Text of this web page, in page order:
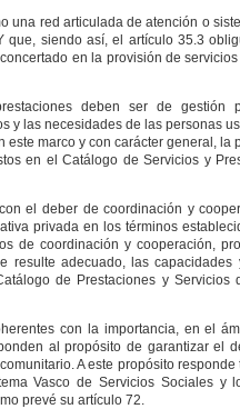
red articulada de atención o
siendo así, el artículo 35.3
en la provisión de
deben ser de gestión
y las necesidades de las personas
marco y con carácter general, la
en el Catálogo de Servicios y
el deber de coordinación y
privada en los términos
de coordinación y cooperación,
resulte adecuado, las
de Prestaciones y Servicios
con la importancia, en el
al propósito de garantizar el
A este propósito
Vasco de Servicios Sociales y
prevé su artículo 72.